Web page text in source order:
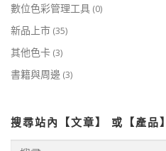
數位色彩管理工具 (0)
新品上市 (35)
其他色卡 (3)
書籍與周邊 (3)
搜尋站內【文章】 或【產品】